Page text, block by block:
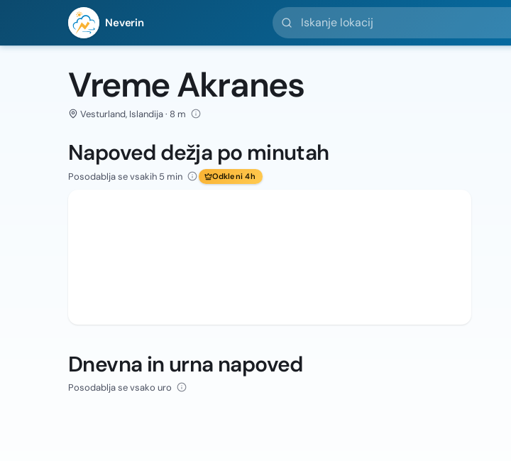
Neverin
Iskanje lokacij
Vreme Akranes
Vesturland, Islandija · 8 m
Napoved dežja po minutah
Posodablja se vsakih 5 min Odkleni 4h
Dnevna in urna napoved
Posodablja se vsako uro